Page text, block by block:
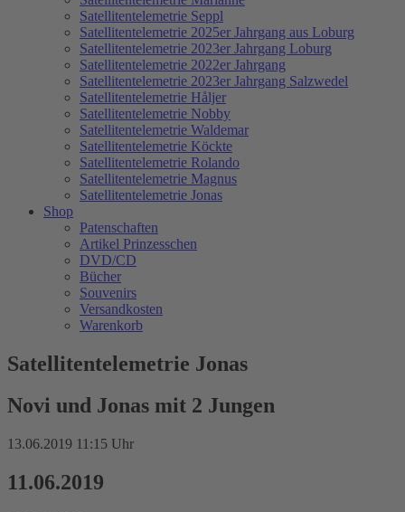
Satellitentelemetrie Seppl
Satellitentelemetrie 2025er Jahrgang aus Loburg
Satellitentelemetrie 2023er Jahrgang Loburg
Satellitentelemetrie 2022er Jahrgang
Satellitentelemetrie 2023er Jahrgang Salzwedel
Satellitentelemetrie Håljer
Satellitentelemetrie Nobby
Satellitentelemetrie Waldemar
Satellitentelemetrie Köckte
Satellitentelemetrie Rolando
Satellitentelemetrie Magnus
Satellitentelemetrie Jonas
Shop
Patenschaften
Artikel Prinzesschen
DVD/CD
Bücher
Souvenirs
Versandkosten
Warenkorb
Satellitentelemetrie Jonas
Novi und Jonas mit 2 Jungen
13.06.2019 11:15 Uhr
11.06.2019